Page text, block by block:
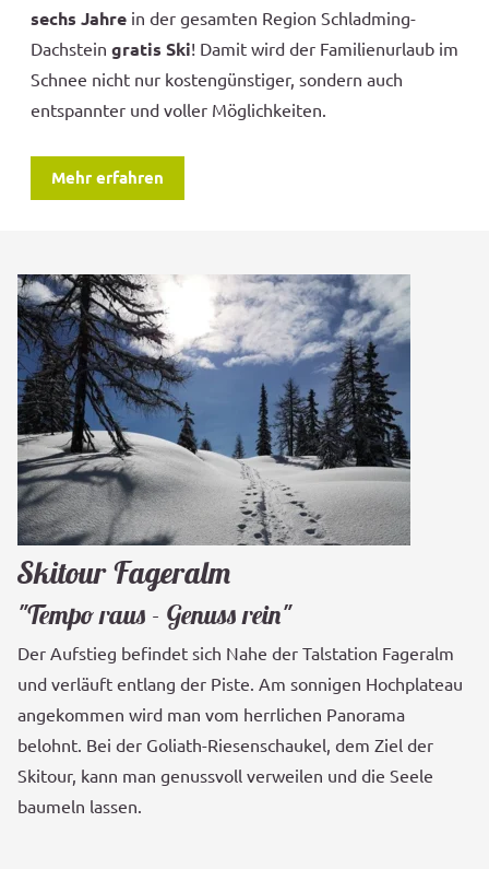
sechs Jahre in der gesamten Region Schladming-
Dachstein gratis Ski! Damit wird der Familienurlaub im
Schnee nicht nur kostengünstiger, sondern auch
entspannter und voller Möglichkeiten.
Mehr erfahren
Skitour Fageralm
"Tempo raus - Genuss rein"
Der Aufstieg befindet sich Nahe der Talstation Fageralm
und verläuft entlang der Piste. Am sonnigen Hochplateau
angekommen wird man vom herrlichen Panorama
belohnt. Bei der Goliath-Riesenschaukel, dem Ziel der
Skitour, kann man genussvoll verweilen und die Seele
baumeln lassen.